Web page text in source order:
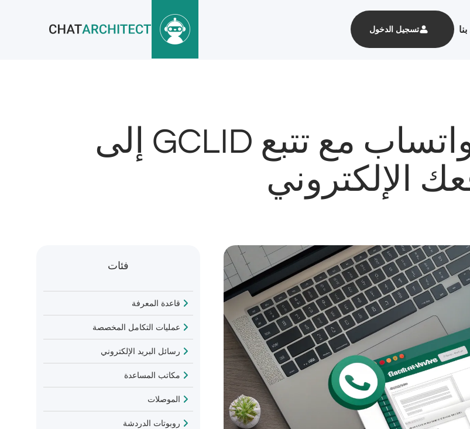
تسجيل الدخول
كيفية إضافة زر واتساب مع تتبع GCLID إلى
الإلكتروني
فئات
قاعدة المعرفة
عمليات التكامل المخصصة
رسائل البريد الإلكتروني
مكاتب المساعدة
الموصلات
روبوتات الدردشة